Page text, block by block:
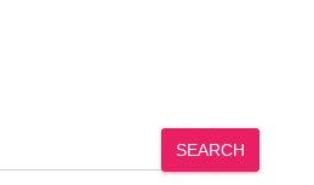
SEARCH